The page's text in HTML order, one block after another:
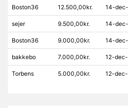
Boston36 12.500,00kr. 14-
sejer 9.500,00kr. 14-
Boston36 9.000,00kr. 14-
bakkebo 7.000,00kr. 12-
Torbens 5.000,00kr. 12-